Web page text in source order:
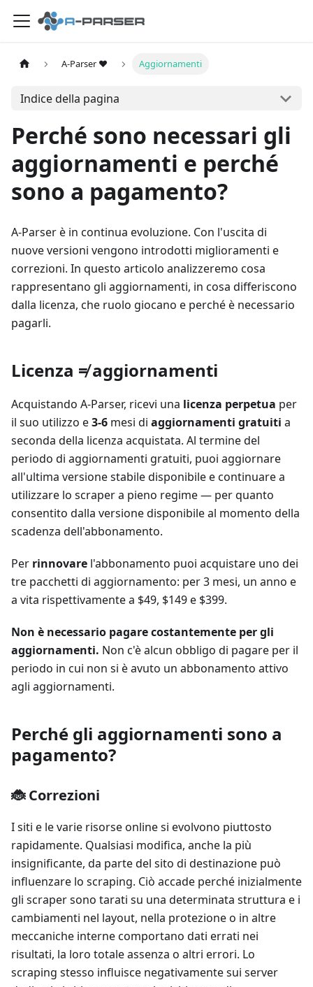
A-Parser ❤️ Aggiornamenti
Indice della pagina
Perché sono necessari gli
aggiornamenti e perché
sono a pagamento?
A-Parser è in continua evoluzione. Con l'uscita di
nuove versioni vengono introdotti miglioramenti e
correzioni. In questo articolo analizzeremo cosa
rappresentano gli aggiornamenti, in cosa differiscono
dalla licenza, che ruolo giocano e perché è necessario
pagarli.
Licenza ≠ aggiornamenti
Acquistando A-Parser, ricevi una licenza perpetua per
il suo utilizzo e3-6 mesi di aggiornamenti gratuiti a
seconda della licenza acquistata. Al termine del
periodo di aggiornamenti gratuiti, puoi aggiornare
all'ultima versione stabile disponibile e continuare a
utilizzare lo scraper a pieno regime — per quanto
consentito dalla versione disponibile al momento della
scadenza dell'abbonamento.
Per rinnovare l'abbonamento puoi acquistare uno dei
tre pacchetti di aggiornamento: per 3 mesi, un anno e
a vita rispettivamente a $49, $149 e $399.
Non è necessario pagare costantemente per gli
aggiornamenti. Non c'è alcun obbligo di pagare per il
periodo in cui non si è avuto un abbonamento attivo
agli aggiornamenti.
Perché gli aggiornamenti sono a
pagamento?
🐞 Correzioni
I siti e le varie risorse online si evolvono piuttosto
rapidamente. Qualsiasi modifica, anche la più
insignificante, da parte del sito di destinazione può
influenzare lo scraping. Ciò accade perché inizialmente
gli scraper sono tarati su una determinata struttura e i
cambiamenti nel layout, nella protezione o in altre
meccaniche interne comportano dati errati nei
risultati, la loro totale assenza o altri errori. Lo
scraping stesso influisce negativamente sui server